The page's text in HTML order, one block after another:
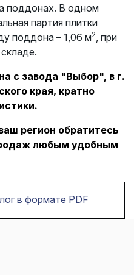
поддонах. В одном
партия плитки
поддона – 1,06 м2 , при
с завода "Выбор", в г.
края, кратно
регион обратитесь
любым удобным
в формате PDF